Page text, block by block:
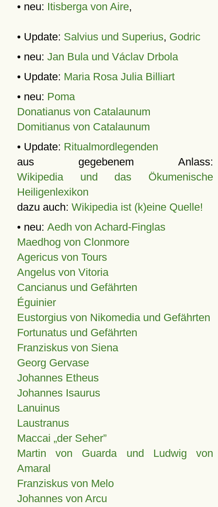
• neu: Itisberga von Aire,
• Update: Salvius und Superius, Godric
• neu: Jan Bula und Václav Drbola
• Update: Maria Rosa Julia Billiart
• neu: Poma
Donatianus von Catalaunum
Domitianus von Catalaunum
• Update: Ritualmordlegenden
aus gegebenem Anlass:
Wikipedia und das Ökumenische
Heiligenlexikon
dazu auch: Wikipedia ist (k)eine Quelle!
• neu: Aedh von Achard-Finglas
Maedhog von Clonmore
Agericus von Tours
Angelus von Vitoria
Cancianus und Gefährten
Éguinier
Eustorgius von Nikomedia und Gefährten
Fortunatus und Gefährten
Franziskus von Siena
Georg Gervase
Johannes Etheus
Johannes Isaurus
Lanuinus
Laustranus
Maccai „der Seher”
Martin von Guarda und Ludwig von
Amaral
Franziskus von Melo
Johannes von Arcu